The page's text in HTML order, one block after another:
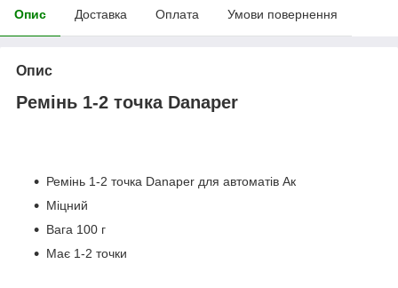
Опис Доставка Оплата Умови повернення
Опис
Ремінь 1-2 точка Danaper
Ремінь 1-2 точка Danaper для автоматів Ак
Міцний
Вага 100 г
Має 1-2 точки